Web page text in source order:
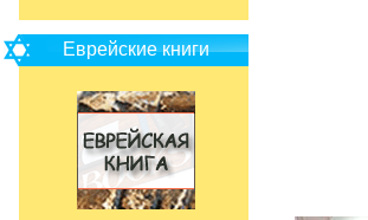
Еврейские книги